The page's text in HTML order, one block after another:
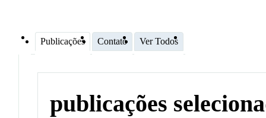
Publicações Contato Ver Todos
publicações